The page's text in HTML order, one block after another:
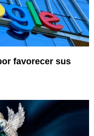
favorecer sus